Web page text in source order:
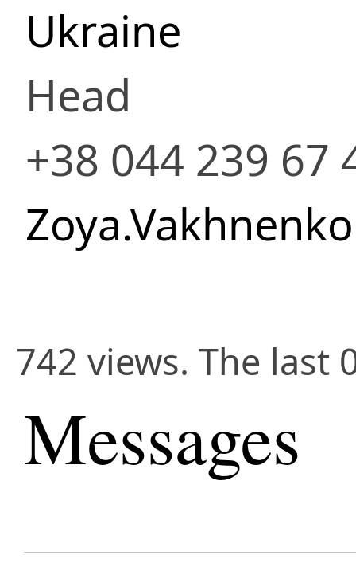
Ukraine
Head
+38 044 239 67
742 views. The last
Messages